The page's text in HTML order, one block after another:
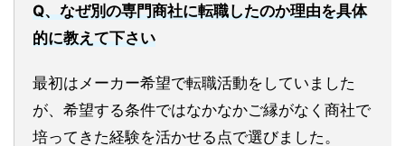
Q、なぜ別の専門商社に転職したのか理由を具体
的に教えて下さい
最初はメーカー希望で転職活動をしていました
が、希望する条件ではなかなかご縁がなく商社で
培ってきた経験を活かせる点で選びました。